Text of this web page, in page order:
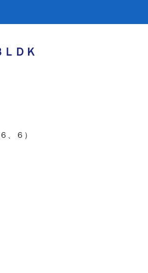
ＤＫ
、６）